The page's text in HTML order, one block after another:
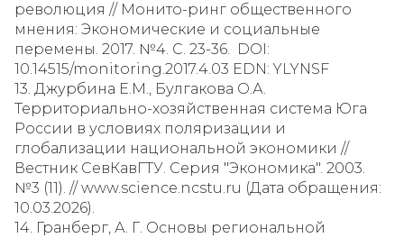
революция // Монито-ринг общественного
мнения: Экономические и социальные
перемены. 2017. №4. С. 23-36. DOI:
10.14515/monitoring.2017.4.03 EDN: YLYNSF
13. Джурбина Е.М., Булгакова О.А.
Территориально-хозяйственная система Юга
России в условиях поляризации и
глобализации национальной экономики //
Вестник СевКавГТУ. Серия "Экономика". 2003.
№3 (11). // www.science.ncstu.ru (Дата обращения:
10.03.2026).
14. Гранберг, А. Г. Основы региональной